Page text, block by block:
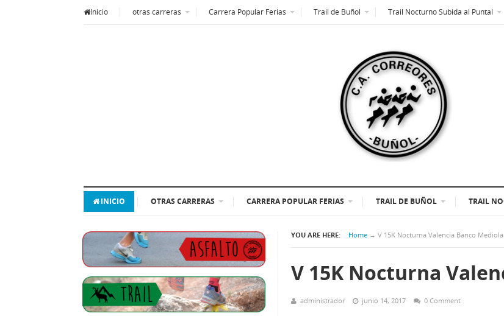
Inicio otras carreras Carrera Popular Ferias Trail de Buñol Trail Nocturno Subida al Puntal
INICIO OTRAS CARRERAS CARRERA POPULAR FERIAS TRAIL DE BUÑOL TRAIL
YOU ARE HERE: Home → V 15K Nocturna Valencia Banco
V 15K Nocturna
administrador junio 14, 2017 0 Comment